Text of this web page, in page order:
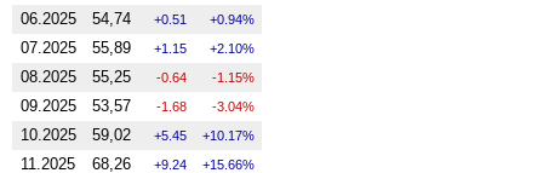
06.2025 54,74 0.51 0.94%
07.2025 55,89 1.15 2.10%
08.2025 55,25 -0.64 -1.15%
09.2025 53,57 -1.68 -3.04%
10.2025 59,02 5.45 10.17%
11.2025 68,26 9.24 15.66%